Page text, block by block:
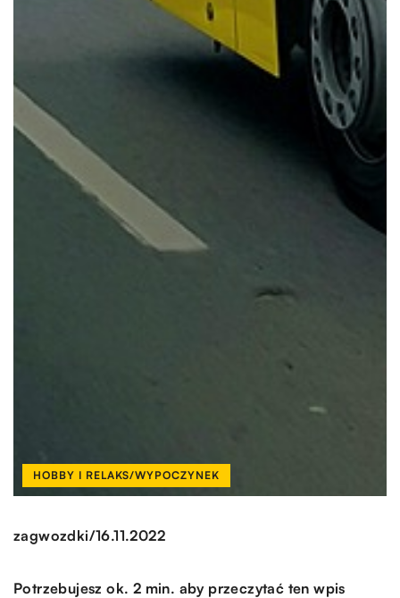
HOBBY I RELAKS/WYPOCZYNEK
zagwozdki/16.11.2022
Potrzebujesz ok. 2 min. aby przeczytać ten wpis